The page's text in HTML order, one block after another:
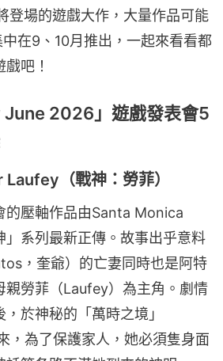
登場的遊戲大作，大量作品可能
中在9、10月推出，一起來看看都
吧！
June 2026」遊戲發表會5
Laufey（戰神：勞菲）
的壓軸作品由Santa Monica
系列最新正傳。故事出乎意料
，奎爺）的亡妻同時也是阿特
親勞菲（Laufey）為主角。劇情
於神秘的「萬時之境」
，為了保護家人，她必須隻身面